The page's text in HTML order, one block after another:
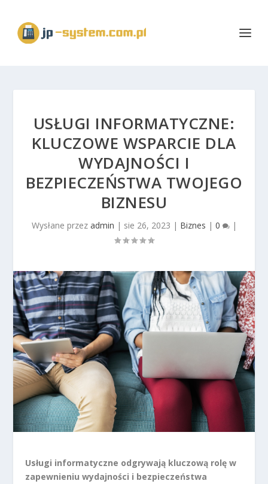
USŁUGI INFORMATYCZNE:
KLUCZOWE WSPARCIE DLA
WYDAJNOŚCI I
BEZPIECZEŃSTWA TWOJEGO
BIZNESU
Wysłane przez admin | sie 26, 2023 | Biznes | 0 |
Usługi informatyczne odgrywają kluczową rolę w
zapewnieniu wydajności i bezpieczeństwa